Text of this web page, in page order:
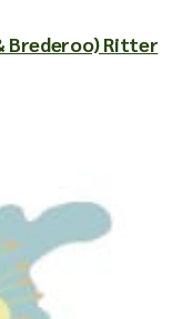
Brederoo) Ritter